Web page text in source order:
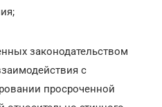
законодательством
с
просроченной